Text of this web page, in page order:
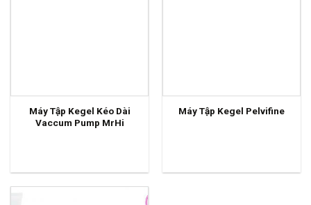
Máy Tập Kegel Kéo Dài
Vaccum Pump MrHi
Máy Tập Kegel Pelvifine